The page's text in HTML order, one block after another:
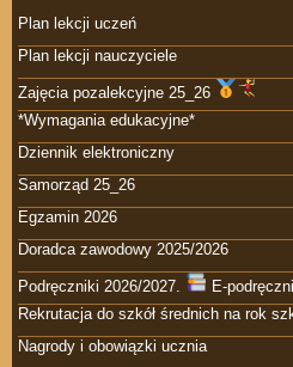
Plan lekcji uczeń
Plan lekcji nauczyciele
Zajęcia pozalekcyjne 25_26
*Wymagania edukacyjne*
Dziennik elektroniczny
Samorząd 25_26
Egzamin 2026
Doradca zawodowy 2025/2026
Podręczniki 2026/2027.
E-
Rekrutacja do szkół średnich na rok
Nagrody i obowiązki ucznia